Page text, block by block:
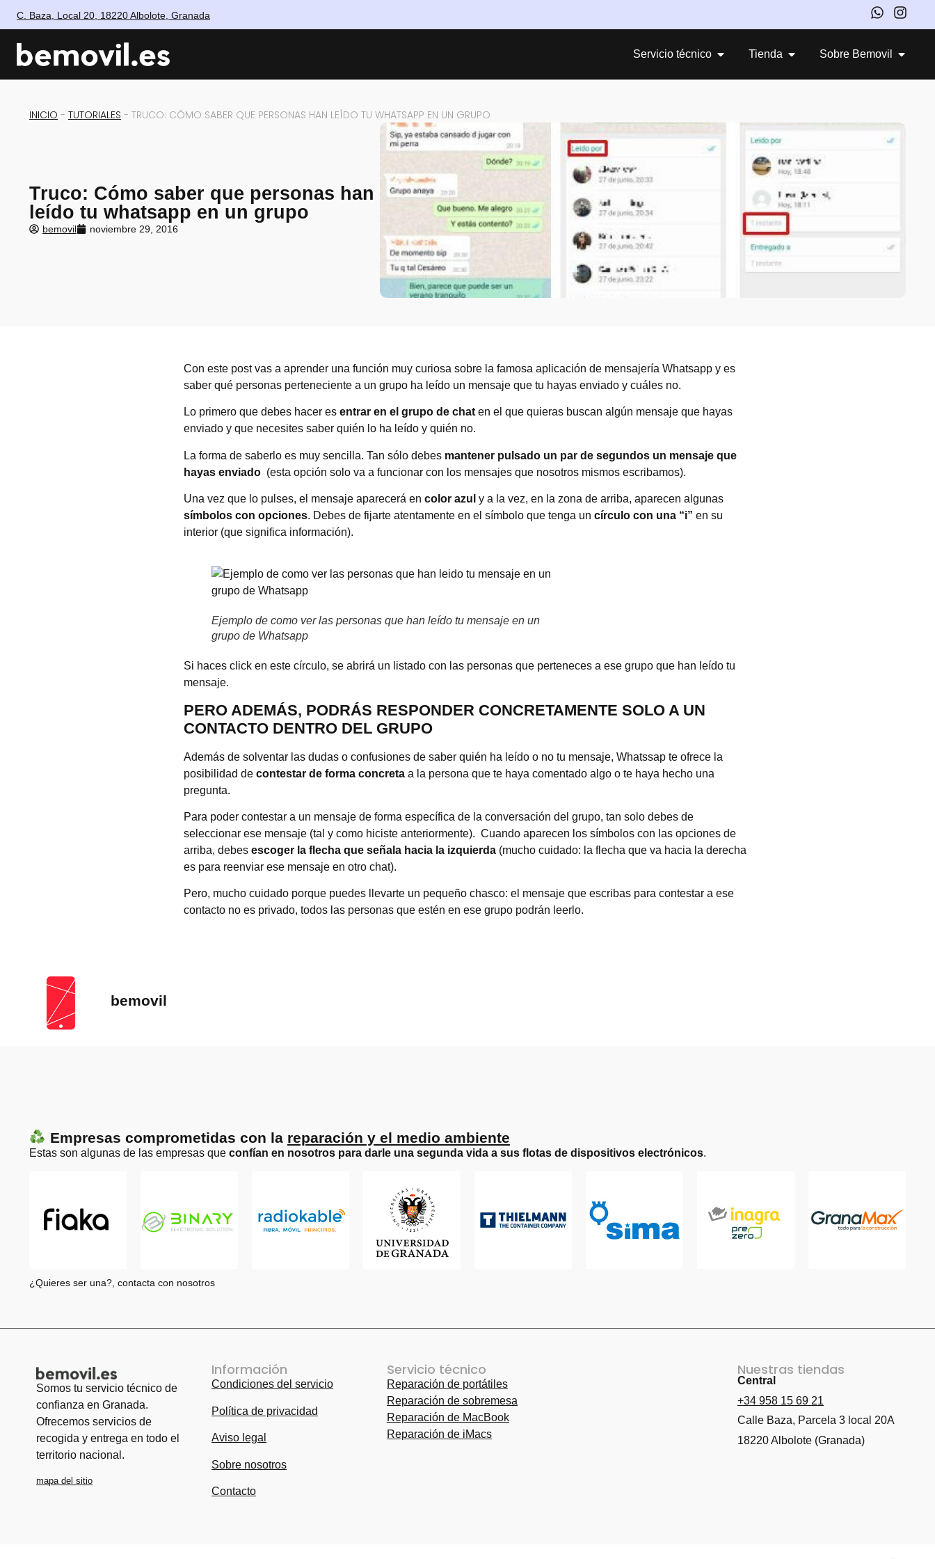
C. Baza, Local 20, 18220 Albolote, Granada
Servicio técnico Tienda Sobre Bemovil
INICIO - TUTORIALES - TRUCO: CÓMO SABER QUE PERSONAS HAN LEÍDO TU WHATSAPP EN UN GRUPO
Truco: Cómo saber que personas han
leído tu whatsapp en un grupo
bemovil noviembre 29, 2016
Con este post vas a aprender una función muy curiosa sobre la famosa aplicación de mensajería Whatsapp y es
saber qué personas perteneciente a un grupo ha leído un mensaje que tu hayas enviado y cuáles no.
Lo primero que debes hacer esentrar en el grupo de chaten el que quieras buscan algún mensaje que hayas
enviado y que necesites saber quién lo ha leído y quién no.
La forma de saberlo es muy sencilla. Tan sólo debes mantener pulsado un par de segundos un mensaje que
hayas enviado(esta opción solo va a funcionar con los mensajes que nosotros mismos escribamos).
Una vez que lo pulses, el mensaje aparecerá en color azul y a la vez, en la zona de arriba, aparecen algunas
símbolos con opciones. Debes de fijarte atentamente en el símbolo que tenga un círculo con una “i” en su
interior (que significa información).
Ejemplo de como ver las personas que han leído tu mensaje en un
grupo de Whatsapp
Si haces click en este círculo, se abrirá un listado con las personas que perteneces a ese grupo que han leído tu
mensaje.
PERO ADEMÁS, PODRÁS RESPONDER CONCRETAMENTE SOLO A UN
CONTACTO DENTRO DEL GRUPO
Además de solventar las dudas o confusiones de saber quién ha leído o no tu mensaje, Whatssap te ofrece la
posibilidad de contestar de forma concretaa la persona que te haya comentado algo o te haya hecho una
pregunta.
Para poder contestar a un mensaje de forma específica de la conversación del grupo, tan solo debes de
seleccionar ese mensaje (tal y como hiciste anteriormente). Cuando aparecen los símbolos con las opciones de
arriba, debes escoger la flecha que señala hacia la izquierda(mucho cuidado: la flecha que va hacia la derecha
es para reenviar ese mensaje en otro chat).
Pero, mucho cuidado porque puedes llevarte un pequeño chasco: el mensaje que escribas para contestar a ese
contacto no es privado, todos las personas que estén en ese grupo podrán leerlo.
bemovil
Empresas comprometidas con la reparación y el medio ambiente
Estas son algunas de las empresas que confían en nosotros para darle una segunda vida a sus flotas de dispositivos electrónicos.
¿Quieres ser una?, contacta con nosotros
Somos tu servicio técnico de
confianza en Granada.
Ofrecemos servicios de
recogida y entrega en todo el
territorio nacional.
mapa del sitio
Información
Condiciones del servicio
Política de privacidad
Aviso legal
Sobre nosotros
Contacto
Servicio técnico
Reparación de portátiles
Reparación de sobremesa
Reparación de MacBook
Reparación de iMacs
Nuestras tiendas
Central
+34 958 15 69 21
Calle Baza, Parcela 3 local 20A
18220 Albolote (Granada)